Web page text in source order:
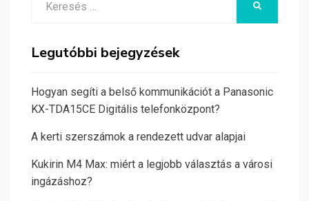
Legutóbbi bejegyzések
Hogyan segíti a belső kommunikációt a Panasonic
KX-TDA15CE Digitális telefonközpont?
A kerti szerszámok a rendezett udvar alapjai
Kukirin M4 Max: miért a legjobb választás a városi
ingázáshoz?